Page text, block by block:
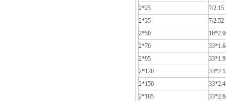
2*25
7/2.15
2*35
7/2.52
2*50
2*70
2*95
2*120
2*150
2*185